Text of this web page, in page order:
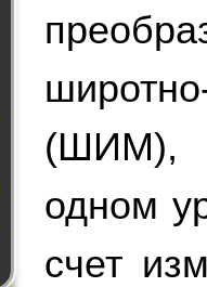
(ШИМ),
одном
счет